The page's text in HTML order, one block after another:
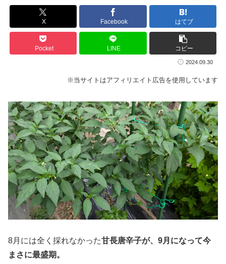
X Facebook はてブ
Pocket LINE コピー
2024.09.30
※当サイトはアフィリエイト広告を使用しています
8月には全く採れなかった甘長唐辛子が、9月になって今
まさに最盛期。